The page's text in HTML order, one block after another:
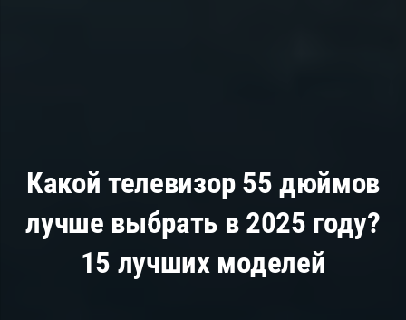
Какой телевизор 55 дюймов
лучше выбрать в 2025 году?
15 лучших моделей